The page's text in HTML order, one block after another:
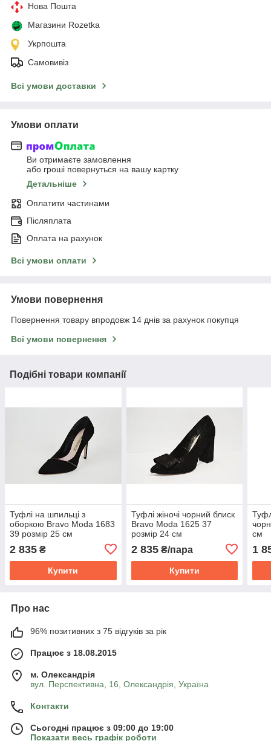
Нова Пошта
Магазини Rozetka
Укрпошта
Самовивіз
Всі умови доставки
Умови оплати
Ви отримаєте замовлення
або гроші повернуться на вашу картку
Детальніше
Оплатити частинами
Післяплата
Оплата на рахунок
Всі умови оплати
Умови повернення
Повернення товару впродовж 14 днів за рахунок покупця
Всі умови повернення
Подібні товари компанії
Туфлі на шпильці з
оборкою Bravo Moda 1683
39 розмір 25 см
2 835 ₴
Купити
Туфлі жіночі чорний блиск
Bravo Moda 1625 37
розмір 24 см
2 835₴/пара
Купити
см
1
Про нас
96% позитивних з 75 відгуків за рік
Працює з 18.08.2015
м. Олександрія
вул. Перспективна, 16, Олександрія, Україна
Контакти
Сьогодні працює з 09:00 до 19:00
Показати весь графік роботи